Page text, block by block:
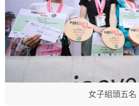
女子組頭五名